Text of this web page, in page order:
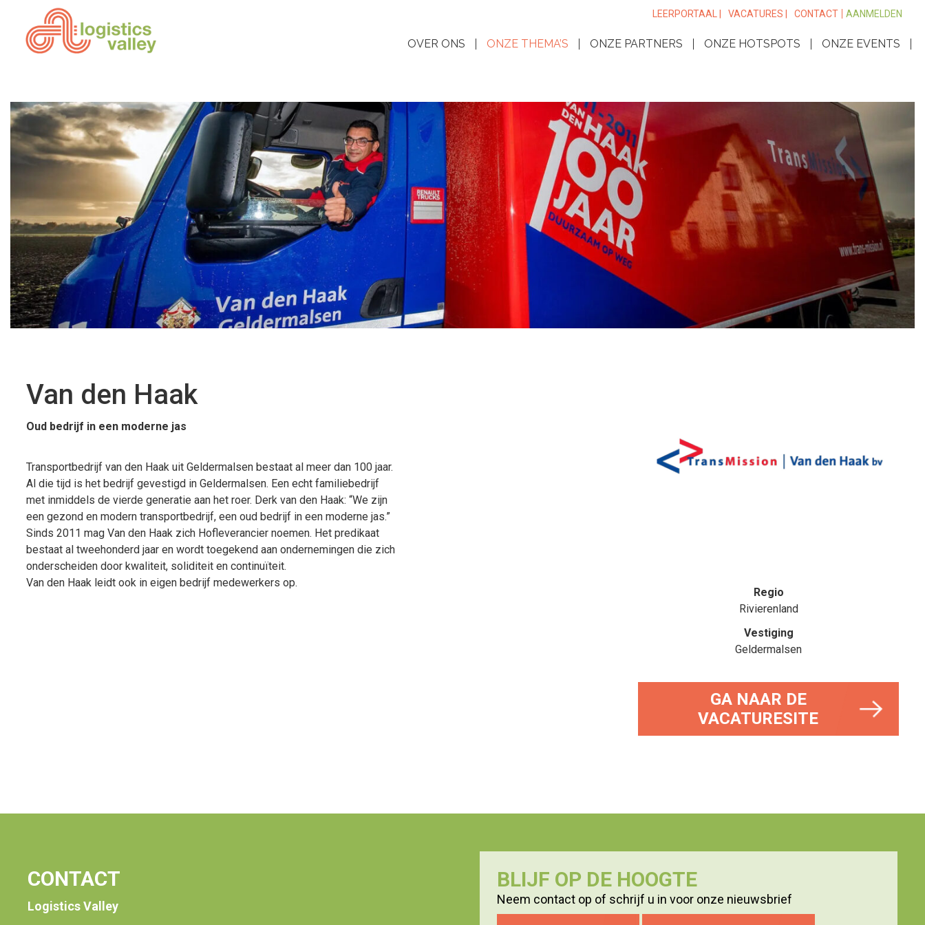
LEERPORTAAL | VACATURES | CONTACT AANMELDEN
OVER ONS ONZE THEMA’S ONZE PARTNERS ONZE HOTSPOTS ONZE EVENTS
Van den Haak
Oud bedrijf in een moderne jas
Transportbedrijf van den Haak uit Geldermalsen bestaat al meer dan 100 jaar.
Al die tijd is het bedrijf gevestigd in Geldermalsen. Een echt familiebedrijf
met inmiddels de vierde generatie aan het roer. Derk van den Haak: “We zijn
een gezond en modern transportbedrijf, een oud bedrijf in een moderne jas.”
Sinds 2011 mag Van den Haak zich Hofleverancier noemen. Het predikaat
bestaat al tweehonderd jaar en wordt toegekend aan ondernemingen die zich
onderscheiden door kwaliteit, soliditeit en continuïteit.
Van den Haak leidt ook in eigen bedrijf medewerkers op.
Regio
Rivierenland
Vestiging
Geldermalsen
GA NAAR DE
VACATURESITE
CONTACT
Logistics Valley
BLIJF OP DE HOOGTE
Neem contact op of schrijf u in voor onze nieuwsbrief